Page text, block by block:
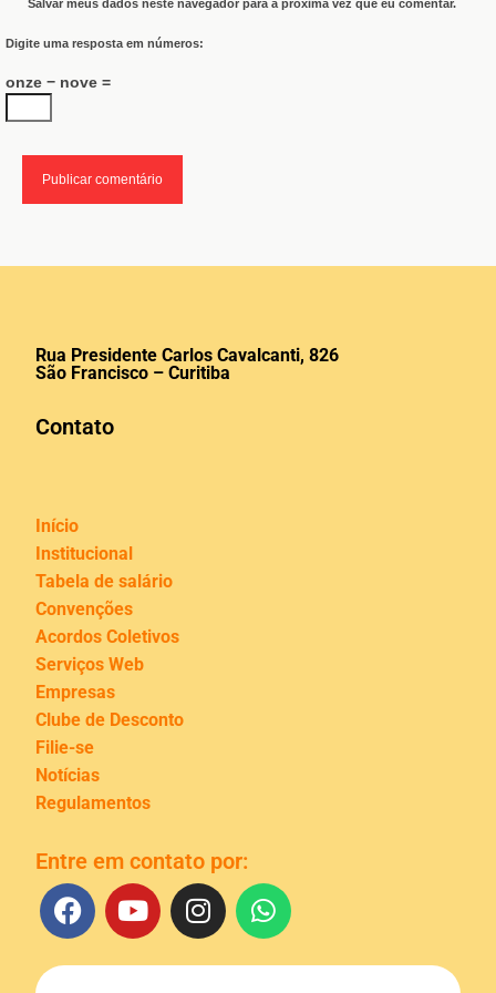
Salvar meus dados neste navegador para a próxima vez que eu comentar.
Digite uma resposta em números:
onze − nove =
Rua Presidente Carlos Cavalcanti, 826
São Francisco – Curitiba
Contato
Início
Institucional
Tabela de salário
Convenções
Acordos Coletivos
Serviços Web
Empresas
Clube de Desconto
Filie-se
Notícias
Regulamentos
Entre em contato por: